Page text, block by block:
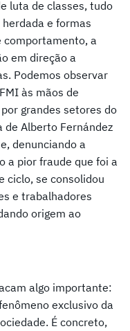
luta de classes, tudo
e formas
comportamento, a
em direção a
Podemos observar
às mãos de
grandes setores do
de Alberto Fernández
denunciando a
a pior fraude que foi a
ciclo, se consolidou
e trabalhadores
origem ao
algo importante:
exclusivo da
É concreto,